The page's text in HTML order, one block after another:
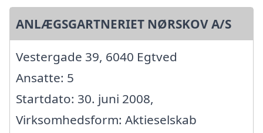
ANLÆGSGARTNERIET NØRSKOV A/S
Vestergade 39, 6040 Egtved
Ansatte: 5
Startdato: 30. juni 2008,
Virksomhedsform: Aktieselskab